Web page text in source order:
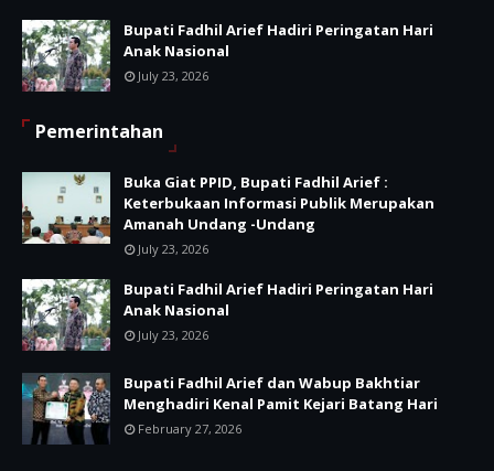
Bupati Fadhil Arief Hadiri Peringatan Hari
Anak Nasional
July 23, 2026
Pemerintahan
Buka Giat PPID, Bupati Fadhil Arief :
Keterbukaan Informasi Publik Merupakan
Amanah Undang -Undang
July 23, 2026
Bupati Fadhil Arief Hadiri Peringatan Hari
Anak Nasional
July 23, 2026
Bupati Fadhil Arief dan Wabup Bakhtiar
Menghadiri Kenal Pamit Kejari Batang Hari
February 27, 2026